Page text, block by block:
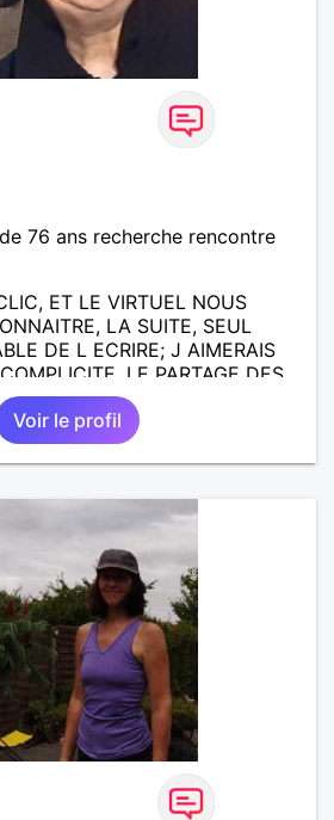
76 ans recherche rencontre
ET LE VIRTUEL NOUS
LA SUITE, SEUL
DE L ECRIRE; J AIMERAIS
LE PARTAGE DES
LA VIE : BALADES, VOYAGES
ETRE A L ECOUTE DE L
PLUS BELLE
Voir le profil